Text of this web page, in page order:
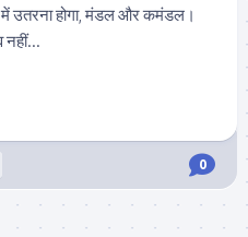
में उतरना होगा, मंडल और कमंडल।
नहीं...
0